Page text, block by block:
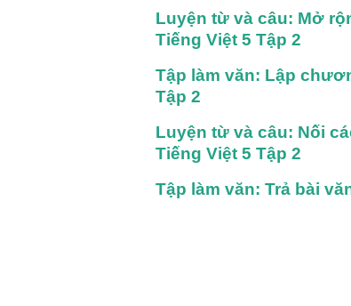
Luyện từ và câu: Mở
Tiếng Việt 5 Tập 2
Tập làm văn: Lập
Tập 2
Luyện từ và câu: Nối
Tiếng Việt 5 Tập 2
Tập làm văn: Trả bài